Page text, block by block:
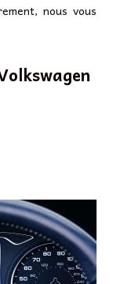
nous vous